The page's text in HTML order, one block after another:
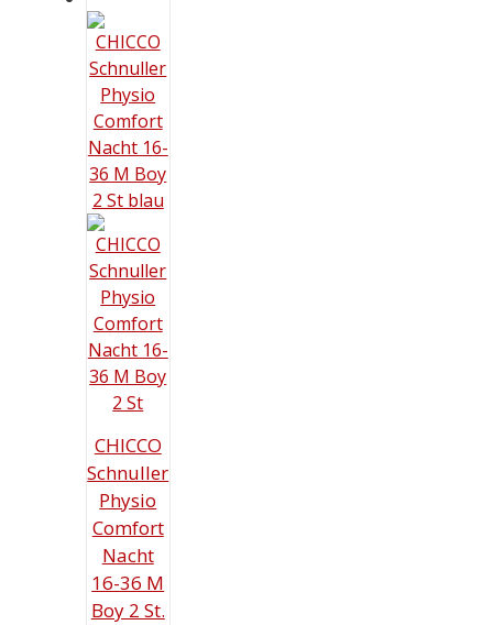
CHICCO
Schnuller
Physio
Comfort
Nacht
16-36 M
Boy 2 St.